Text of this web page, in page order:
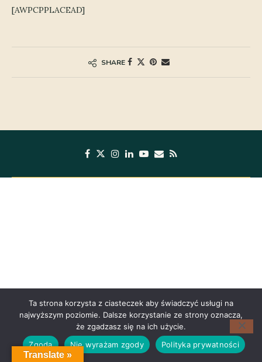
[AWPCPPLACEAD]
SHARE
Translate »
Ta strona korzysta z ciasteczek aby świadczyć usługi na
najwyższym poziomie. Dalsze korzystanie ze strony oznacza,
że zgadzasz się na ich użycie.
Zgoda
Nie wyrażam zgody Polityka prywatności